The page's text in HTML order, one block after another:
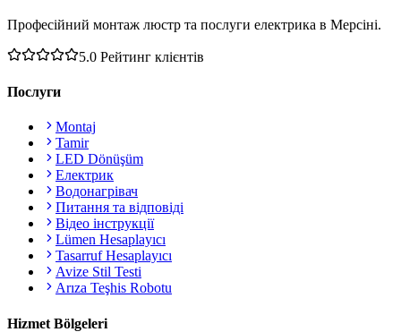
Професійний монтаж люстр та послуги електрика в Мерсіні.
5.0 Рейтинг клієнтів
Послуги
Montaj
Tamir
LED Dönüşüm
Електрик
Водонагрівач
Питання та відповіді
Відео інструкції
Lümen Hesaplayıcı
Tasarruf Hesaplayıcı
Avize Stil Testi
Arıza Teşhis Robotu
Hizmet Bölgeleri